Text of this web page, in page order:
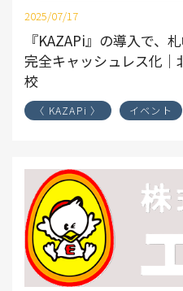
2025/07/17
『KAZAPi』の導入で、
完全キャッシュレス化
校
〈 KAZAPi 〉 イベント